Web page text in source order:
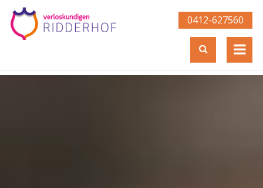
0412-627560­